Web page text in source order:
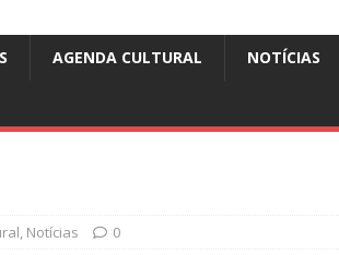
AGENDA CULTURAL NOTÍCIAS
, Notícias 0